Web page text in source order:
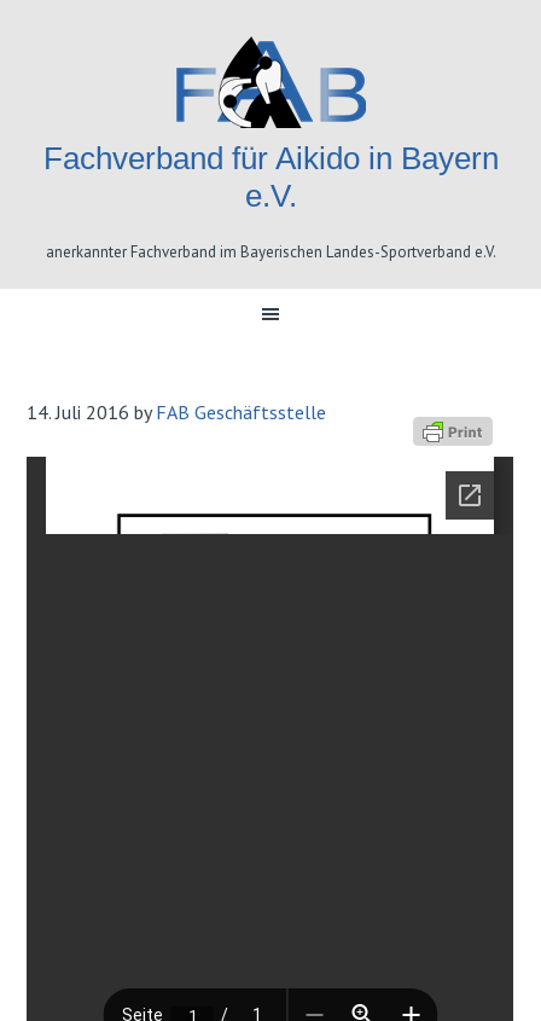
Fachverband für Aikido in Bayern
e.V.
anerkannter Fachverband im Bayerischen Landes-Sportverband e.V.
14. Juli 2016 byFAB Geschäftsstelle